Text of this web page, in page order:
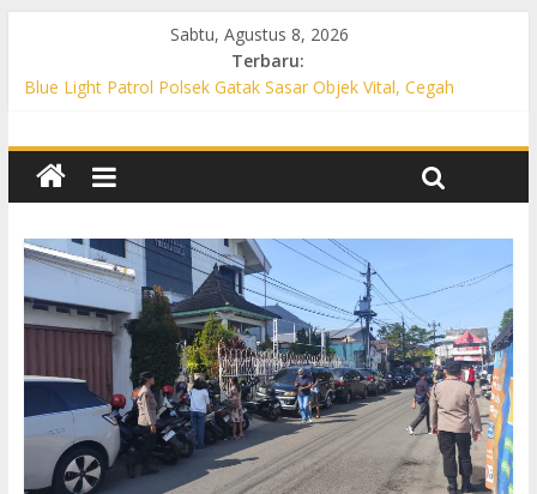
Sabtu, Agustus 8, 2026
Terbaru:
Blue Light Patrol Polsek Gatak Sasar Objek Vital, Cegah
Permukiman, Antisipasi 3C dan Gangguan Kamtibmas
Patroli KRYD Polsek Baki Sisir Titik Rawan, Cegah 3C hingga
Patroli Blue Light Polsek Nguter Sasar Perbankan hingga
Permukiman, Antisipasi 3C dan Gangguan Kamtibmas
Blue Light Patrol Polsek Tawangsari Sisir Belasan Desa, Cegah
Kejahatan 3C dan Gangguan Kamtibmas